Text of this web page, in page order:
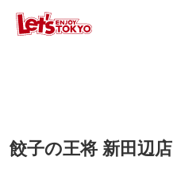
餃子の王将 新田辺店